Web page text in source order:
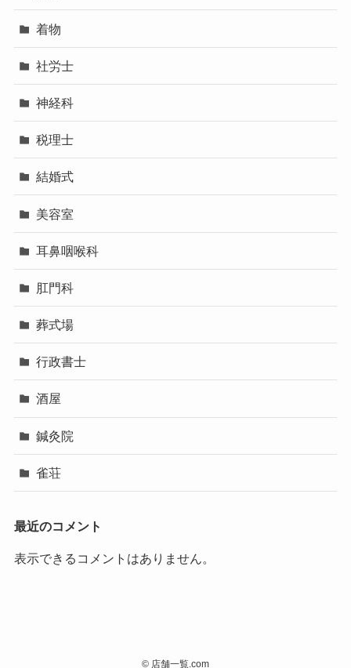
着物
社労士
神経科
税理士
結婚式
美容室
耳鼻咽喉科
肛門科
葬式場
行政書士
酒屋
鍼灸院
雀荘
最近のコメント
表示できるコメントはありません。
© 店舗一覧.com